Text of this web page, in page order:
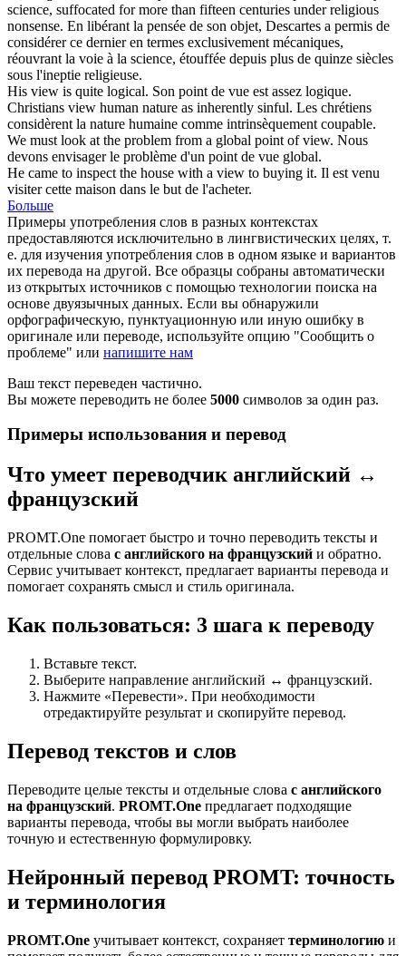
science, suffocated for more than fifteen centuries under religious
nonsense. En libérant la pensée de son objet, Descartes a permis de
considérerce dernier en termes exclusivement mécaniques,
réouvrant la voie à la science, étouffée depuis plus de quinze siècles
sous l'ineptie religieuse.
His view is quite logical. Son point de vue est assez logique.
Christians view human nature as inherently sinful. Les chrétiens
considèrent la nature humaine comme intrinsèquement coupable.
We must look at the problem from a global point ofview. Nous
devons envisagerle problème d'un point de vue global.
He came to inspect the house with a view to buying it. Il est venu
visitercette maison dans le but de l'acheter.
Больше
Примеры употребления слов в разных контекстах
предоставляются исключительно в лингвистических целях, т.
е. для изучения употребления слов в одном языке и вариантов
их перевода на другой. Все образцы собраны автоматически
из открытых источников с помощью технологии поиска на
основе двуязычных данных. Если вы обнаружили
орфографическую, пунктуационную или иную ошибку в
оригинале или переводе, используйте опцию "Сообщить о
проблеме" или напишите нам
Ваш текст переведен частично.
Вы можете переводить не более 5000 символов за один раз.
Примеры использования и перевод
Что умеет переводчик английский ↔
французский
PROMT.One помогает быстро и точно переводить тексты и
отдельные слова с английского на французский и обратно.
Сервис учитывает контекст, предлагает варианты перевода и
помогает сохранять смысл и стиль оригинала.
Как пользоваться: 3 шага к переводу
Вставьте текст.
Выберите направление английский ↔ французский.
Нажмите «Перевести». При необходимости
отредактируйте результат и скопируйте перевод.
Перевод текстов и слов
Переводите целые тексты и отдельные слова с английского
на французский. PROMT.One предлагает подходящие
варианты перевода, чтобы вы могли выбрать наиболее
точную и естественную формулировку.
Нейронный перевод PROMT: точность
и терминология
PROMT.One учитывает контекст, сохраняет терминологию и